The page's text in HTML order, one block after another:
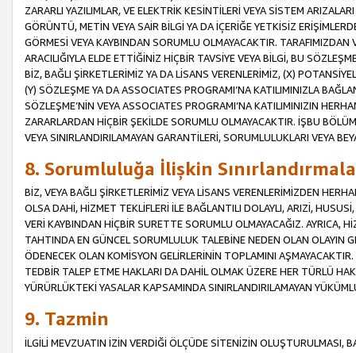
ZARARLI YAZILIMLAR, VE ELEKTRİK KESİNTİLERİ VEYA SİSTEM
GÖRÜNTÜ, METİN VEYA SAİR BİLGİ YA DA İÇERİĞE YETKİSİZ
GÖRMESİ VEYA KAYBINDAN SORUMLU OLMAYACAKTIR.
ARACILIĞIYLA ELDE ETTİĞİNİZ HİÇBİR TAVSİYE VEYA BİLGİ, BU
BİZ, BAĞLI ŞİRKETLERİMİZ YA DA LİSANS VERENLERİMİZ, (X)
(Y) SÖZLEŞME YA DA ASSOCIATES PROGRAMI’NA KATILIMINIZLA
SÖZLEŞME’NİN VEYA ASSOCIATES PROGRAMI’NA KATILIMINIZIN
ZARARLARDAN HİÇBİR ŞEKİLDE SORUMLU OLMAYACAKTIR. İŞBU
VEYA SINIRLANDIRILAMAYAN GARANTİLERİ, SORUMLULUKLARI VEYA
8. Sorumluluğa İlişkin
BİZ, VEYA BAĞLI ŞİRKETLERİMİZ VEYA LİSANS VERENLERİMİZDEN
OLSA DAHİ, HİZMET TEKLİFLERİ İLE BAĞLANTILI DOLAYLI, ARIZİ,
VERİ KAYBINDAN HİÇBİR SURETTE SORUMLU OLMAYACAĞIZ. AYRICA,
TAHTINDA EN GÜNCEL SORUMLULUK TALEBİNE NEDEN OLAN OLAYIN
ÖDENECEK OLAN KOMİSYON GELİRLERİNİN TOPLAMINI
TEDBİR TALEP ETME HAKLARI DA DAHİL OLMAK ÜZERE HER TÜRLÜ
YÜRÜRLÜKTEKİ YASALAR KAPSAMINDA SINIRLANDIRILAMAYAN
9. Tazmin
İLGİLİ MEVZUATIN İZİN VERDİĞİ ÖLÇÜDE SİTENİZİN OLUŞTURULMASI,